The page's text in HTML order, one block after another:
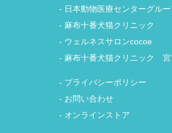
- 日本動物医療センターグル
- 麻布十番犬猫クリニック
- ウェルネスサロンcocoe
- 麻布十番犬猫クリニック 宮
- プライバシーポリシー
- お問い合わせ
- オンラインストア